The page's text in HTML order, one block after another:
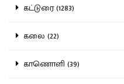
கட்டுரை (1283)
கலை (22)
காணொளி (39)